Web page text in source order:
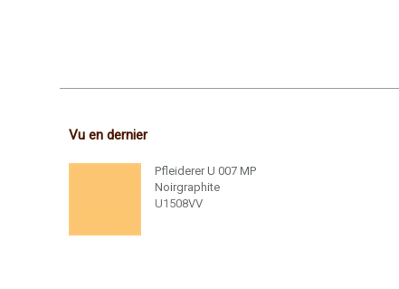
Vu en dernier
Pfleiderer U 007 MP
Noirgraphite
U1508VV